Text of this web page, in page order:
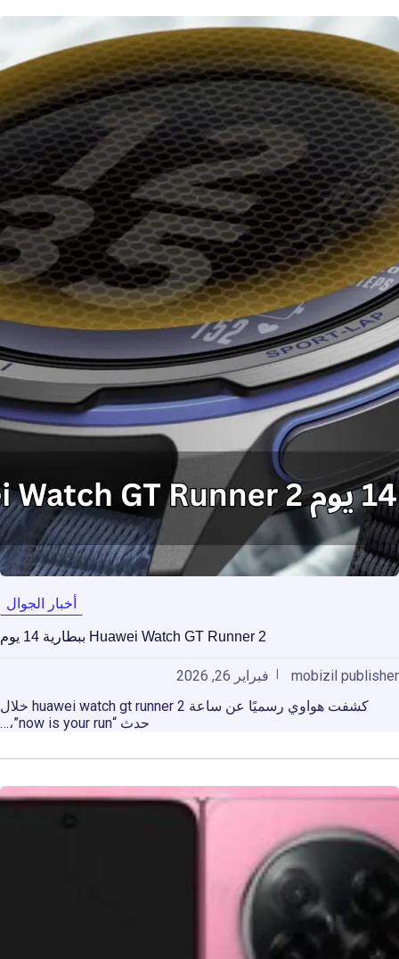
أخبار الجوال
Huawei Watch GT Runner 2 ببطارية 14 يوم
mobizil publisher
فبراير 26, 2026
كشفت هواوي رسميًا عن ساعة huawei watch gt runner 2 خلال
حدث “now is your run”،…